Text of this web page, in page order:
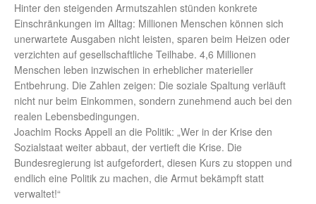
Hinter den steigenden Armutszahlen stünden konkrete
Einschränkungen im Alltag: Millionen Menschen können sich
unerwartete Ausgaben nicht leisten, sparen beim Heizen oder
verzichten auf gesellschaftliche Teilhabe. 4,6 Millionen
Menschen leben inzwischen in erheblicher materieller
Entbehrung. Die Zahlen zeigen: Die soziale Spaltung verläuft
nicht nur beim Einkommen, sondern zunehmend auch bei den
realen Lebensbedingungen.
Joachim Rocks Appell an die Politik: „Wer in der Krise den
Sozialstaat weiter abbaut, der vertieft die Krise. Die
Bundesregierung ist aufgefordert, diesen Kurs zu stoppen und
endlich eine Politik zu machen, die Armut bekämpft statt
verwaltet!“